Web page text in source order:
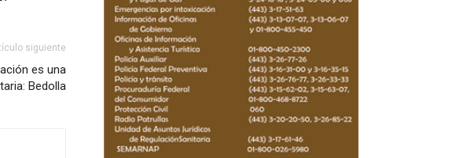
siguiente
es una
Bedolla